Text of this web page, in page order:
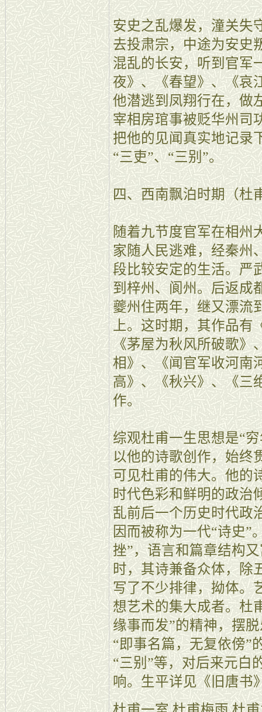
安史之乱爆发，潼关失
去投肃宗，中途为安史
混乱的长安，听到官军
夜》、《春望》、《哀
他潜逃到凤翔行在，做
宰相房琯事被贬华州司
把他的见闻真实地记录
“三吏”、“三别”。
四、西南飘泊时期（杜
随着九节度官军在相州
家随人民逃难，经秦州
段比较安定的生活。严
到梓州、阆州。后返成
夔州住两年，继又漂流
上。这时期，其作品有
《茅屋为秋风所破歌》
相》、《闻官军收河南
高》、《秋兴》、《三
作。
综观杜甫一生思想是“
以他的诗歌创作，始终
可见杜甫的伟大。他的
时代色彩和鲜明的政治
乱前后一个历史时代政
因而被称为一代“诗史”
挫”，语言和篇章结构
时，其诗兼备众体，除
写了不少排律，拗体。
想艺术的集大成者。杜
缘事而发”的精神，摆
“即事名篇，无复依傍”
“三别”等，对后来元白
响。生平详见《旧唐书